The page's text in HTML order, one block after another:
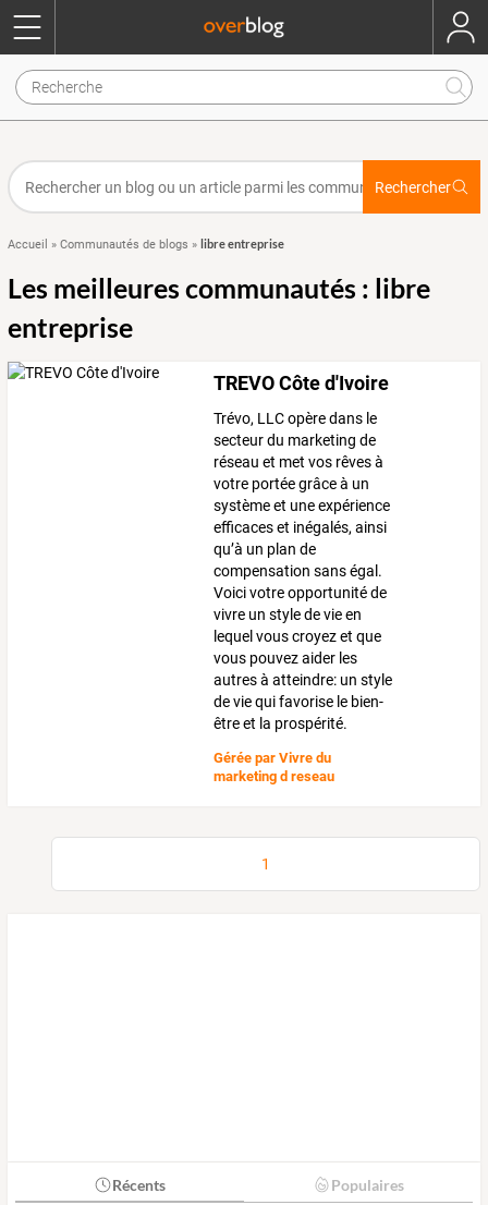
Rechercher
Accueil » Communautés de blogs » libre entreprise
Les meilleures communautés : libre
entreprise
TREVO Côte d'Ivoire
Trévo, LLC opère dans le
secteur du marketing de
réseau et met vos rêves à
votre portée grâce à un
système et une expérience
efficaces et inégalés, ainsi
qu’à un plan de
compensation sans égal.
Voici votre opportunité de
vivre un style de vie en
lequel vous croyez et que
vous pouvez aider les
autres à atteindre: un style
de vie qui favorise le bien-
être et la prospérité.
Gérée parVivre du
marketing d reseau
1
Récents Populaires